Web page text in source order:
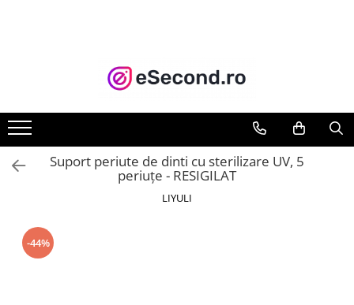
Accesorii Auto
Anvelope & Jante
Covorase auto
Echipamente pentru Atelier
Moto
Reparatii si echipamente auto
Suport periute de dinti cu sterilizare UV, 5
periuțe - RESIGILAT
LIYULI
-44%